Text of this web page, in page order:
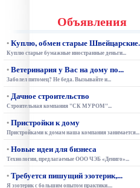
Объявления
•Куплю, обмен старые
Куплю старые бумажные иностранные деньги...
•Ветеринария у Вас на дому по...
Заболел питомец? Не беда. Вызывайте и...
•Дачное строительство
Строительная компания "СК МУРОМ"...
•Пристройки к дому
Пристройками к домам наша компания занимается...
•Новые идеи для бизнеса
Технологии, предлагаемые ООО ЧЭБ «Дениго»...
•Требуется пишущий эзотерик,...
Я эзотерик с большим опытом практики....